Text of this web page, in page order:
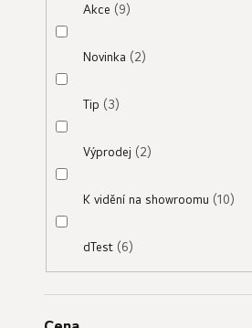
Akce 9
Novinka 2
Tip 3
Výprodej 2
K vidění na showroomu 10
dTest 6